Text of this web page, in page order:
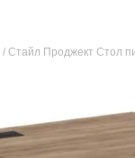
Стайл Проджект Стол